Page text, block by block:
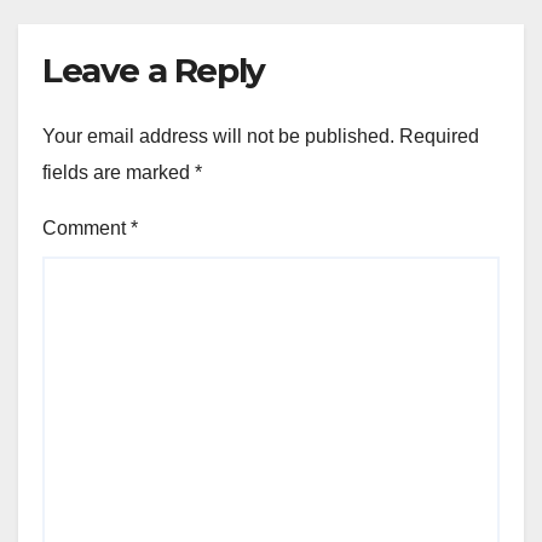
Leave a Reply
Your email address will not be published. Required
fields are marked *
Comment*